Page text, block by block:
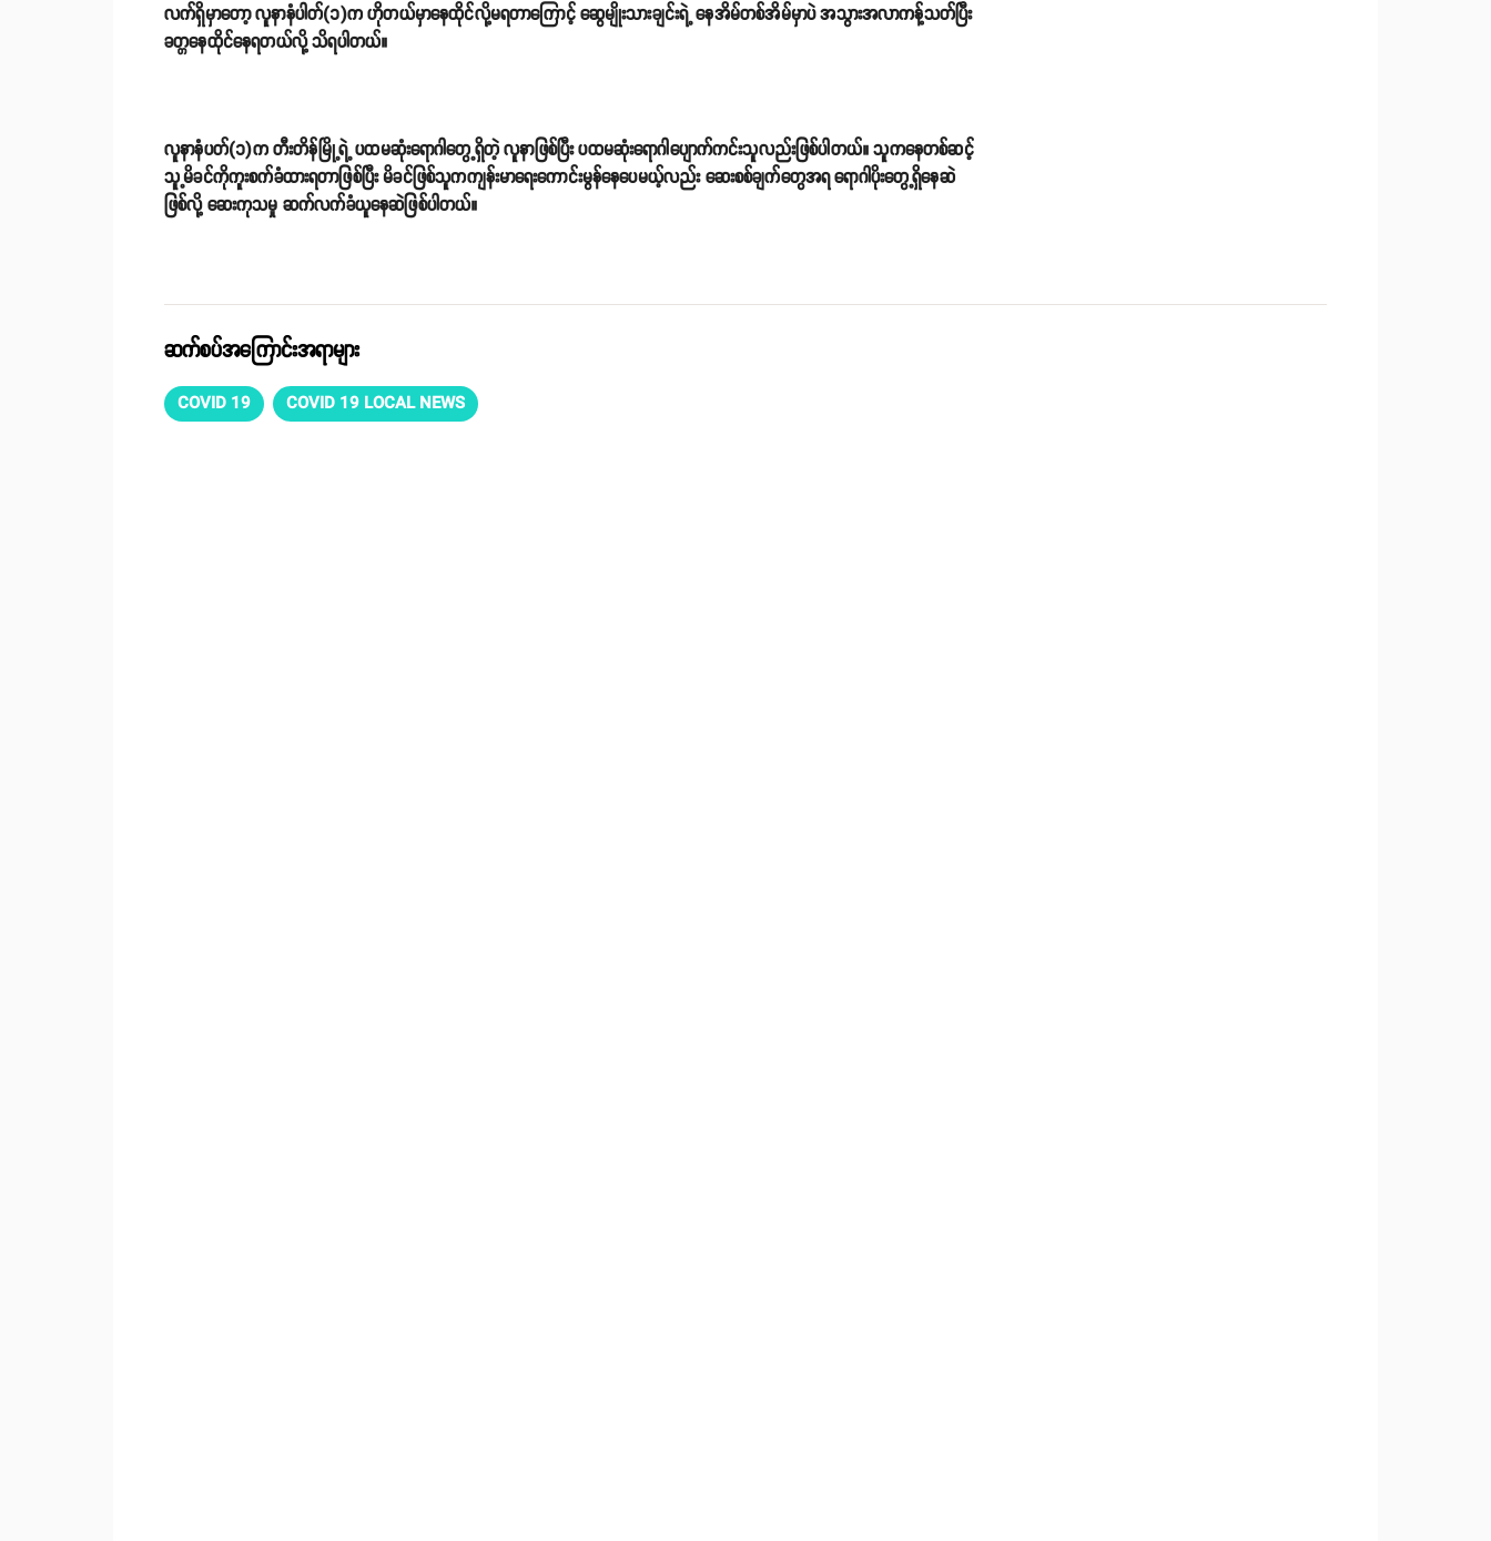
လက်ရှိမှာတော့ လူနာနံပါတ်(၁)က ဟိုတယ်မှာနေထိုင်လို့မရတာကြောင့် ဆွေမျိုးသားချင်းရဲ့ နေအိမ်တစ်အိမ်မှာပဲ အသွားအလာကန့်သတ်ပြီး
ခတ္တနေထိုင်နေရတယ်လို့ သိရပါတယ်။
လူနာနံပတ်(၁)က တီးတိန်မြို့ရဲ့ ပထမဆုံးရောဂါတွေ့ရှိတဲ့ လူနာဖြစ်ပြီး ပထမဆုံးရောဂါပျောက်ကင်းသူလည်းဖြစ်ပါတယ်။ သူကနေတစ်ဆင့်
သူ့မိခင်ကိုကူးစက်ခံထားရတာဖြစ်ပြီး မိခင်ဖြစ်သူကကျန်းမာရေးကောင်းမွန်နေပေမယ့်လည်း ဆေးစစ်ချက်တွေအရ ရောဂါပိုးတွေ့ရှိနေဆဲ
ဖြစ်လို့ ဆေးကုသမှု ဆက်လက်ခံယူနေဆဲဖြစ်ပါတယ်။
ဆက်စပ်အကြောင်းအရာများ
COVID 19 COVID 19 LOCAL NEWS